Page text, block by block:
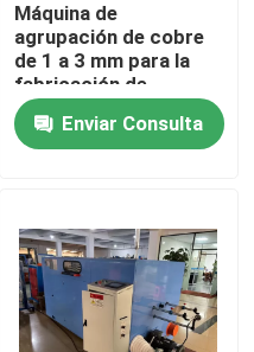
Máquina de
agrupación de cobre
de 1 a 3 mm para la
fabricación de
alambre / cable
Enviar Consulta